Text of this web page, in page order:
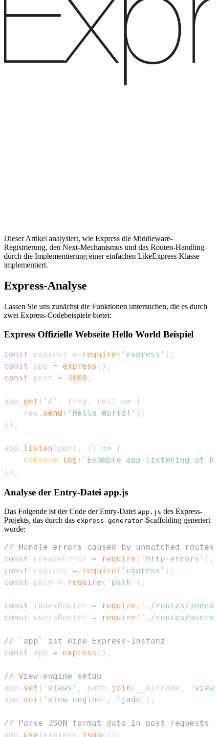
Dieser Artikel analysiert, wie Express die Middleware-
Registrierung, den Next-Mechanismus und das Routen-Handling
durch die Implementierung einer einfachen LikeExpress-Klasse
implementiert.
Express-Analyse
Lassen Sie uns zunächst die Funktionen untersuchen, die es durch
zwei Express-Codebeispiele bietet:
Express Offizielle Webseite Hello World Beispiel
const express = require ( 'express' ) ;
const
app = express ( ) ;
const
port = 3000 ;
app . get ( '/' , ( req , res ) =>
{
    res
. send ( 'Hello World!' ) ;
} ) ;
app . listen ( port , ( ) =>
{
console . log ( ` Example app listening at
} ) ;
Analyse der Entry-Datei app.js
Das Folgende ist der Code der Entry-Datei app.js des Express-
Projekts, das durch das express-generator-Scaffolding generiert
wurde:
// Handle errors caused by unmatched routes
const
createError = require ( 'http-errors' ) ;
const
express = require ( 'express' ) ;
const
path = require ( 'path' ) ;
const indexRouter = require ( './routes/index'
const
usersRouter = require ( './routes/users'
// `app` ist eine Express-Instanz
const
app = express ( ) ;
// View engine setup
app . set ( 'views' , path . join ( __dirname ,
app . set ( 'view engine' , 'jade' ) ;
// Parse JSON format data in post
app . use ( express . json ( ) ) ;